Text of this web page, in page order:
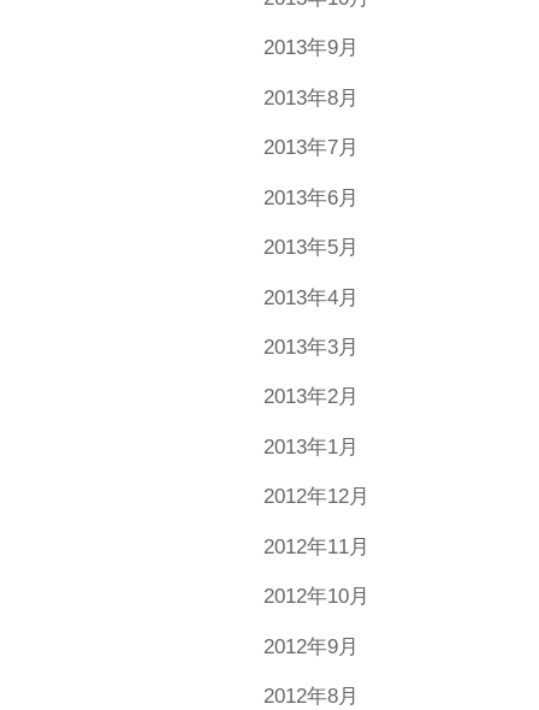
2013年9月
2013年8月
2013年7月
2013年6月
2013年5月
2013年4月
2013年3月
2013年2月
2013年1月
2012年12月
2012年11月
2012年10月
2012年9月
2012年8月